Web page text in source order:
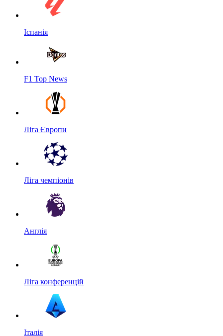
Іспанія
F1 Top News
Ліга Європи
Ліга чемпіонів
Англія
Ліга конференцій
Італія